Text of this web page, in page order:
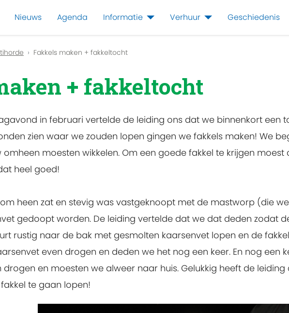
Nieuws Agenda Informatie Verhuur Geschiedenis
Fakkels maken + fakkeltocht
+ fakkeltocht
in februari vertelde de leiding ons dat we binnenkort een
zien waar we zouden lopen gingen we fakkels maken! We
moesten wikkelen. Om een goede fakkel te krijgen moest
heel goed!
heen zat en stevig was vastgeknoopt met de mastworp (die
gedoopt worden. De leiding vertelde dat we dat deden zodat
rustig naar de bak met gesmolten kaarsenvet lopen en de
even drogen en deden we het nog een keer. En nog een
en moesten we alweer naar huis. Gelukkig heeft de
te gaan lopen!